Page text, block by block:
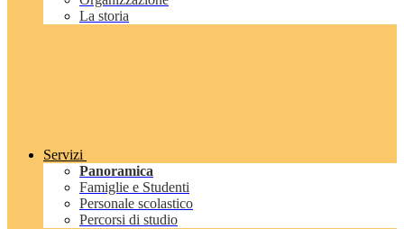
La storia
Servizi
Panoramica
Famiglie e Studenti
Personale scolastico
Percorsi di studio